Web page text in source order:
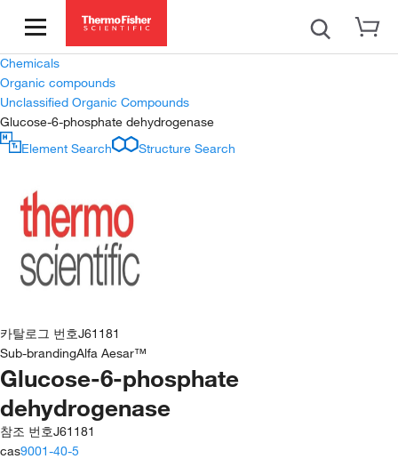
Chemicals
Organic compounds
Unclassified Organic Compounds
Glucose-6-phosphate dehydrogenase
Element Search
Structure Search
카탈로그 번호J61181
Sub-brandingAlfa Aesar™
Glucose-6-phosphate
dehydrogenase
참조 번호J61181
cas9001-40-5